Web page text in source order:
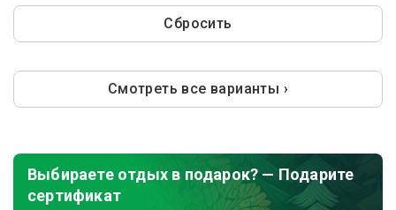
Сбросить
Смотреть все варианты ›
Выбираете отдых в подарок? — Подарите
сертификат